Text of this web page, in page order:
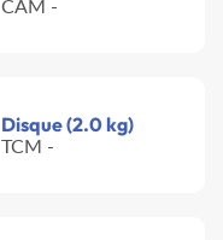
CAM -
Disque (2.0 kg)
TCM -